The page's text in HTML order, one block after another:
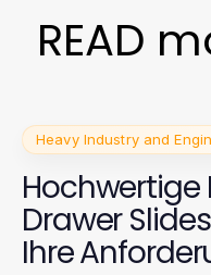
READ
Heavy Industry and
Hochwertige
Drawer
Ihre